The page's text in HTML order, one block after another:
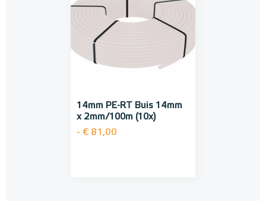
14mm PE-RT Buis 14mm
x 2mm/100m (10x)
- € 81,00